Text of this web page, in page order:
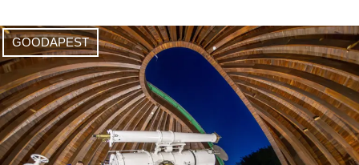
GOODAPEST